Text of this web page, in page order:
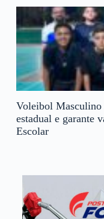
Voleibol
estadual e garante
Escolar